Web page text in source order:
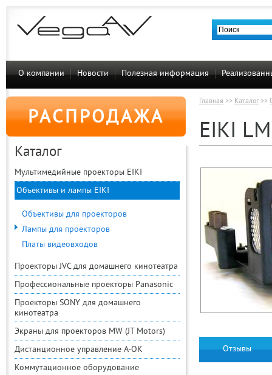
О компании Новости Полезная информация
РАСПРОДАЖА
Каталог
Мультимедийные проекторы EIKI
Объективы и лампы EIKI
Объективы для проекторов
Лампы для проекторов
Платы видеовходов
Проекторы JVC для домашнего кинотеатра
Профессиональные проекторы Panasonic
Проекторы SONY для домашнего
кинотеатра
Экраны для проекторов MW (JT Motors)
Дистанционное управление A-OK
Коммутационное оборудование
Главная >> Каталог>>
EIKI
Отзывы